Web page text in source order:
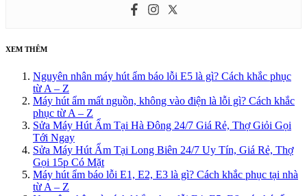
XEM THÊM
Nguyên nhân máy hút ẩm báo lỗi E5 là gì? Cách khắc phục
từ A – Z
Máy hút ẩm mất nguồn, không vào điện là lỗi gì? Cách khắc
phục từ A – Z
Sửa Máy Hút Ẩm Tại Hà Đông 24/7 Giá Rẻ, Thợ Giỏi Gọi
Tới Ngay
Sửa Máy Hút Ẩm Tại Long Biên 24/7 Uy Tín, Giá Rẻ, Thợ
Gọi 15p Có Mặt
Máy hút ẩm báo lỗi E1, E2, E3 là gì? Cách khắc phục tại nhà
từ A – Z